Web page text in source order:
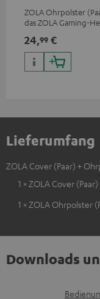
ZOLA Ohrpolster
das ZOLA Gaming-
24,99 €
Lieferumfang
ZOLA Cover (Paar) +
1 × ZOLA Cover
1 × ZOLA Ohrpolster
Downloads
D